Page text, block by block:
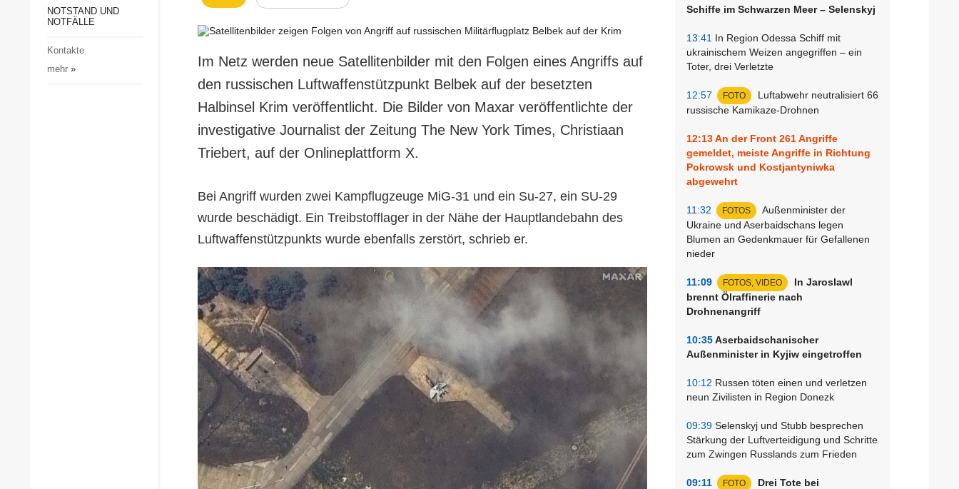
Gesellschaft und Kultur
Notstand und Notfälle
NOTSTAND UND
NOTFÄLLE
Kontakte
mehr»
Schiffe im Schwarzen Meer – Selenskyj
13:41 In Region Odessa Schiff mit
ukrainischem Weizen angegriffen – ein
Toter, drei Verletzte
12:57 FOTO
Luftabwehr neutralisiert 66
russische Kamikaze-Drohnen
12:13An der Front 261 Angriffe
gemeldet, meiste Angriffe in Richtung
Pokrowsk und Kostjantyniwka
abgewehrt
11:32 FOTOS
Außenminister der
Ukraine und Aserbaidschans legen
Blumen an Gedenkmauer für Gefallenen
nieder
11:09 FOTOS, VIDEO
In Jaroslawl
brennt Ölraffinerie nach
Drohnenangriff
10:35Aserbaidschanischer
Außenminister in Kyjiw eingetroffen
10:12 Russen töten einen und verletzen
neun Zivilisten in Region Donezk
09:39 Selenskyj und Stubb besprechen
Stärkung der Luftverteidigung und Schritte
zum Zwingen Russlands zum Frieden
09:11 FOTO
Drei Tote bei
Im Netz werden neue Satellitenbilder mit den Folgen eines Angriffs auf
den russischen Luftwaffenstützpunkt Belbek auf der besetzten
Halbinsel Krim veröffentlicht. Die Bilder von Maxar veröffentlichte der
investigative Journalist der Zeitung The New York Times, Christiaan
Triebert, auf der Onlineplattform X.
Bei Angriff wurden zwei Kampflugzeuge MiG-31 und ein Su-27, ein SU-29
wurde beschädigt. Ein Treibstofflager in der Nähe der Hauptlandebahn des
Luftwaffenstützpunkts wurde ebenfalls zerstört, schrieb er.